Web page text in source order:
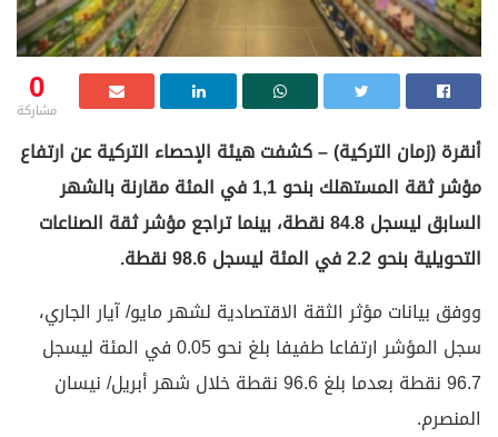
0
مشاركة
أنقرة (زمان التركية) – كشفت هيئة الإحصاء التركية عن ارتفاع
مؤشر ثقة المستهلك بنحو 1,1 في المئة مقارنة بالشهر
السابق ليسجل 84.8 نقطة، بينما تراجع مؤشر ثقة الصناعات
التحويلية بنحو 2.2 في المئة ليسجل 98.6 نقطة.
ووفق بيانات مؤثر الثقة الاقتصادية لشهر مايو/ آيار الجاري،
سجل المؤشر ارتفاعا طفيفا بلغ نحو 0.05 في المئة ليسجل
96.7 نقطة بعدما بلغ 96.6 نقطة خلال شهر أبريل/ نيسان
المنصرم.